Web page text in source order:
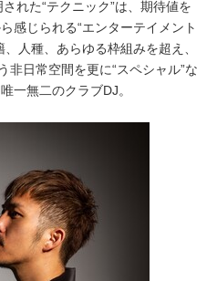
れた“テクニック”は、期待値を
感じられる“エンターテイメント
人種、あらゆる枠組みを超え、
非日常空間を更に“スペシャル”な
一無二のクラブDJ。